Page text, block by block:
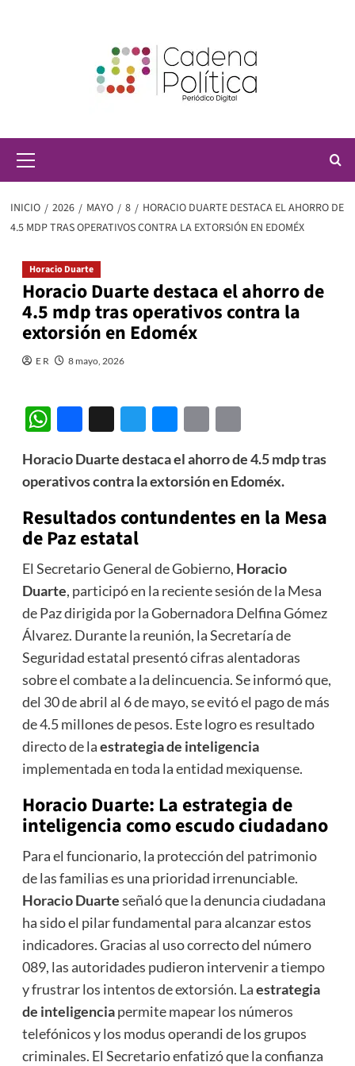
principal
INICIO 2026 MAYO 8
HORACIO DUARTE DESTACA EL AHORRO DE
4.5 MDP TRAS OPERATIVOS CONTRA LA EXTORSIÓN EN EDOMÉX
Horacio Duarte
Horacio Duarte destaca el ahorro de
4.5 mdp tras operativos contra la
extorsión en Edoméx
E R 8 mayo, 2026
WhatsApp
Facebook
Threads
Twitter
Messenger
EmailCopy
Horacio Duarte destaca el ahorro de 4.5 mdp tras
operativos contra la extorsión en Edoméx.
Resultados contundentes en la Mesa
de Paz estatal
El Secretario General de Gobierno, Horacio
Duarte, participó en la reciente sesión de la Mesa
de Paz dirigida por la Gobernadora Delfina Gómez
Álvarez. Durante la reunión, la Secretaría de
Seguridad estatal presentó cifras alentadoras
sobre el combate a la delincuencia. Se informó que,
del 30 de abril al 6 de mayo, se evitó el pago de más
de 4.5 millones de pesos. Este logro es resultado
directo de laestrategia de inteligencia
implementada en toda la entidad mexiquense.
Horacio Duarte: La estrategia de
inteligencia como escudo ciudadano
Para el funcionario, la protección del patrimonio
de las familias es una prioridad irrenunciable.
Horacio Duarteseñaló que la denuncia ciudadana
ha sido el pilar fundamental para alcanzar estos
indicadores. Gracias al uso correcto del número
089, las autoridades pudieron intervenir a tiempo
y frustrar los intentos de extorsión. Laestrategia
de inteligenciapermite mapear los números
telefónicos y los modus operandi de los grupos
criminales. El Secretario enfatizó que la confianza